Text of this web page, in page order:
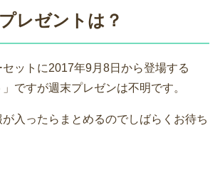
レゼントは？
ットに2017年9月8日から登場する
」ですが週末プレゼンは不明です。
入ったらまとめるのでしばらくお待ち